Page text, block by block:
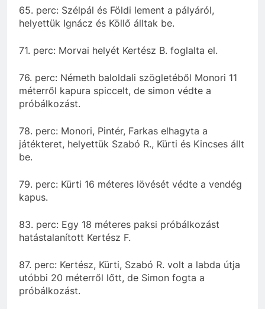
65. perc: Szélpál és Földi lement a pályáról,
helyettük Ignácz és Köllő álltak be.
71. perc: Morvai helyét Kertész B. foglalta el.
76. perc: Németh baloldali szögletéből Monori 11
méterről kapura spiccelt, de simon védte a
próbálkozást.
78. perc: Monori, Pintér, Farkas elhagyta a
játékteret, helyettük Szabó R., Kürti és Kincses állt
be.
79. perc: Kürti 16 méteres lövését védte a vendég
kapus.
83. perc: Egy 18 méteres paksi próbálkozást
hatástalanított Kertész F.
87. perc: Kertész, Kürti, Szabó R. volt a labda útja
utóbbi 20 méterről lőtt, de Simon fogta a
próbálkozást.